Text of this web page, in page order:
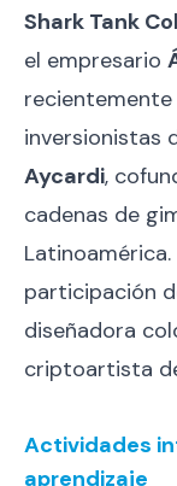
Shark Tank
el empresario
recientemente
inversionistas
Aycardi,
cadenas de
participación
diseñadora
criptoartista
Actividades
aprendizaje